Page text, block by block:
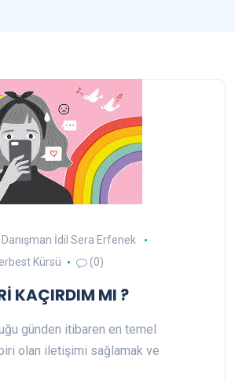
İdil Sera Erfenek
Kürsü (0)
KAÇIRDIM MI ?
günden itibaren en temel
olan iletişimi sağlamak ve